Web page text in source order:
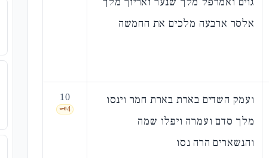
אלסר ארבעה מלכים את החמשה
10
🗝️4
ועמק השדים בארת בארת חמר וינסו
מלך סדם ועמרה ויפלו שמה
והנשארים הרה נסו